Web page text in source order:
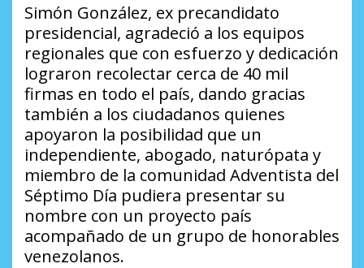
Simón González, ex precandidato
presidencial, agradeció a los equipos
regionales que con esfuerzo y dedicación
lograron recolectar cerca de 40 mil
firmas en todo el país, dando gracias
también a los ciudadanos quienes
apoyaron la posibilidad que un
independiente, abogado, naturópata y
miembro de la comunidad Adventista del
Séptimo Día pudiera presentar su
nombre con un proyecto país
acompañado de un grupo de honorables
venezolanos.